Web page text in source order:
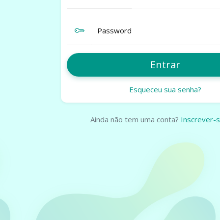
Password
Entrar
Esqueceu sua senha?
Ainda não tem uma conta? Inscrever-
EVENTOS
Crie eventos
minutos
complicações